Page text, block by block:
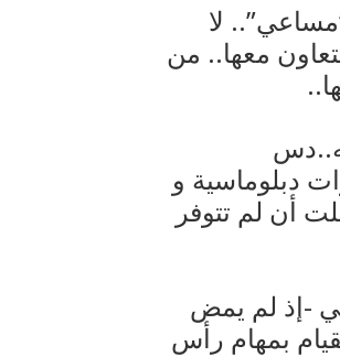
لا
معها.. من
دبلوماسية و
أن لم تتوفر
-إذ لم يمض
بمهام رأس